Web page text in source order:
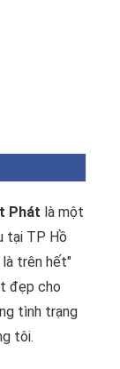
Phát là một
tại TP Hồ
là trên hết"
đẹp cho
tình trạng
tôi.